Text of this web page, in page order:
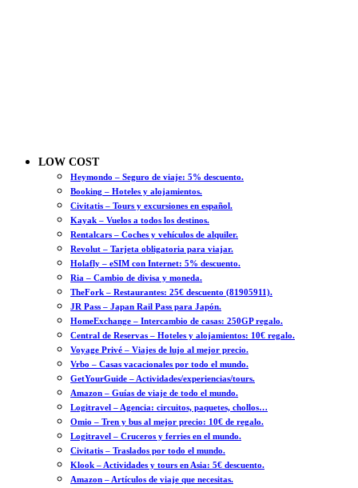
LOW COST
Heymondo – Seguro de viaje: 5% descuento.
Booking – Hoteles y alojamientos.
Civitatis – Tours y excursiones en español.
Kayak – Vuelos a todos los destinos.
Rentalcars – Coches y vehículos de alquiler.
Revolut – Tarjeta obligatoria para viajar.
Holafly – eSIM con Internet: 5% descuento.
Ria – Cambio de divisa y moneda.
TheFork – Restaurantes: 25€ descuento (81905911).
JR Pass – Japan Rail Pass para Japón.
HomeExchange – Intercambio de casas: 250GP regalo.
Central de Reservas – Hoteles y alojamientos: 10€ regalo.
Voyage Privé – Viajes de lujo al mejor precio.
Vrbo – Casas vacacionales por todo el mundo.
GetYourGuide – Actividades/experiencias/tours.
Amazon – Guías de viaje de todo el mundo.
Logitravel – Agencia: circuitos, paquetes, chollos…
Omio – Tren y bus al mejor precio: 10€ de regalo.
Logitravel – Cruceros y ferries en el mundo.
Civitatis – Traslados por todo el mundo.
Klook – Actividades y tours en Asia: 5€ descuento.
Amazon – Artículos de viaje que necesitas.